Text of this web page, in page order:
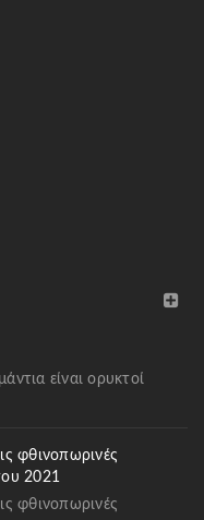
είναι ορυκτοί
φθινοπωρινές
2021
φθινοπωρινές